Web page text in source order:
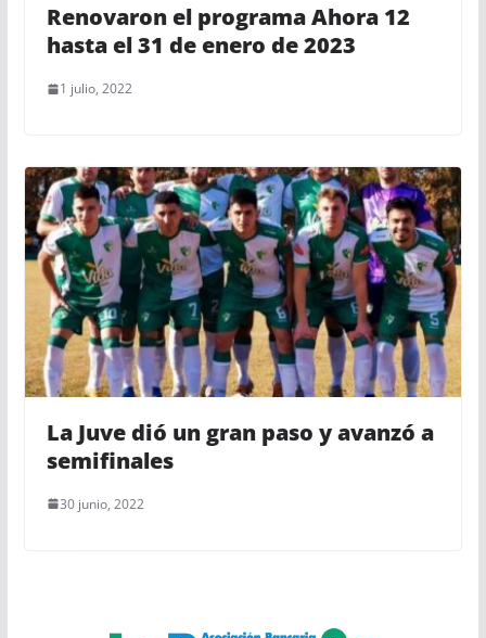
Renovaron el programa Ahora 12
hasta el 31 de enero de 2023
1 julio, 2022
La Juve dió un gran paso y avanzó a
semifinales
30 junio, 2022